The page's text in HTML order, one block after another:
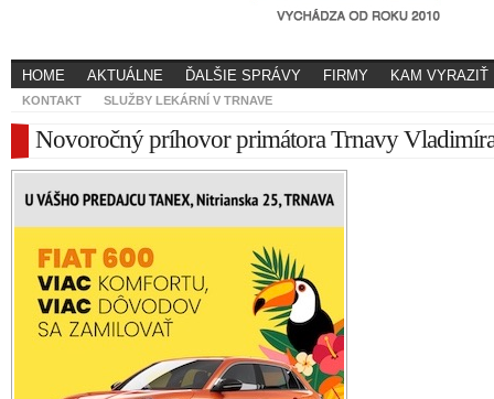
HOME AKTUÁLNE ĎALŠIE SPRÁVY FIRMY KAM VYRAZIŤ
KONTAKT SLUŽBY LEKÁRNÍ V TRNAVE
Novoročný príhovor primátora Trnavy